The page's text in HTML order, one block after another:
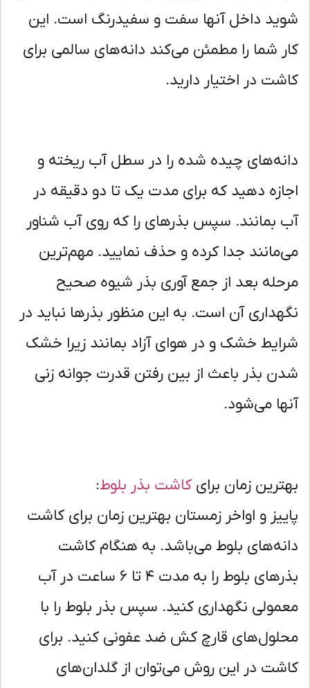
داخل آنها سفت و سفیدرنگ است. این
شما را مطمئن می‌کند دانه‌های سالمی برای
در اختیار دارید.
چیده شده را در سطل آب ریخته و
دهید که برای مدت یک تا دو دقیقه در
بمانند. سپس بذرهای را که روی آب شناور
جدا کرده و حذف نمایید. مهم‌ترین
بعد از جمع آوری بذر شیوه صحیح
آن است. به این منظور بذرها نباید در
خشک و در هوای آزاد بمانند زیرا خشک
بذر باعث از بین رفتن قدرت جوانه زنی
می‌شود.
زمان برایکاشت بذر بلوط:
و اواخر زمستان بهترین زمان برای کاشت
بلوط می‌باشد. به هنگام کاشت
بذرهای بلوط را به مدت ۴ تا ۶ ساعت در آب
نگهداری کنید. سپس بذر بلوط را با
قارچ کش ضد عفونی کنید. برای
در این روش می‌توان از گلدان‌های